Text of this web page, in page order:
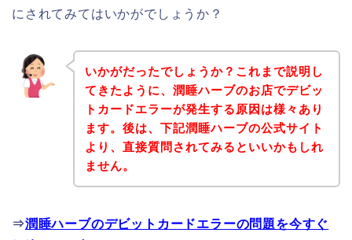
にされてみてはいかがでしょうか？
いかがだったでしょうか？これまで説明し
てきたように、潤睡ハーブのお店でデビッ
トカードエラーが発生する原因は様々あり
ます。後は、下記潤睡ハーブの公式サイト
より、直接質問されてみるといいかもしれ
ません。
⇒潤睡ハーブのデビットカードエラーの問題を今すぐ